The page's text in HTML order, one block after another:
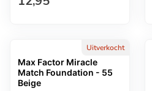
Uitverkocht
Max Factor Miracle
Match Foundation - 55
Beige